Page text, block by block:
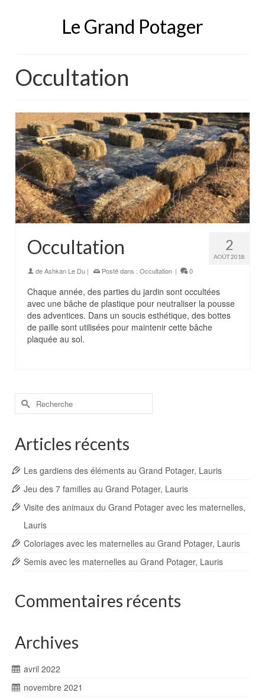
Le Grand Potager
Occultation
2
AOÛT 2018
Occultation
deAshkan Le Du | Posté dans : Occultation | 0
Chaque année, des parties du jardin sont occultées
avec une bâche de plastique pour neutraliser la pousse
des adventices. Dans un soucis esthétique, des bottes
de paille sont utilisées pour maintenir cette bâche
plaquée au sol.
Rechercher :
Articles récents
Les gardiens des éléments au Grand Potager, Lauris
Jeu des 7 familles au Grand Potager, Lauris
Visite des animaux du Grand Potager avec les maternelles,
Lauris
Coloriages avec les maternelles au Grand Potager, Lauris
Semis avec les maternelles au Grand Potager, Lauris
Commentaires récents
Archives
avril 2022
novembre 2021